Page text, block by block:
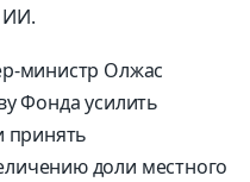
ИИ.
министр Олжас
Фонда усилить
принять
доли местного